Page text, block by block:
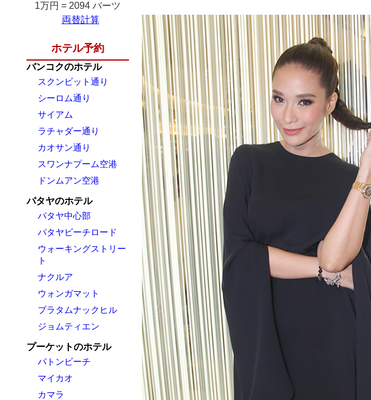
1万円 = 2094 バーツ
両替計算
ホテル予約
バンコクのホテル
スクンビット通り
シーロム通り
サイアム
ラチャダー通り
カオサン通り
スワンナプーム空港
ドンムアン空港
パタヤのホテル
パタヤ中心部
パタヤビーチロード
ウォーキングストリー
ト
ナクルア
ウォンガマット
プラタムナックヒル
ジョムティエン
プーケットのホテル
パトンビーチ
マイカオ
カマラ